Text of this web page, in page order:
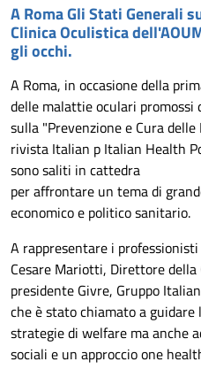
A Roma Gli Stati Generali
Clinica Oculistica
gli occhi.
A Roma, in occasione della
delle malattie oculari
sulla "Prevenzione e Cura
rivista Italian p Italian Health
sono saliti in cattedra
per affrontare un tema di
economico e politico sanitario.
A rappresentare i
Cesare Mariotti, Direttore
presidente Givre, Gruppo
che è stato chiamato a guidare
strategie di welfare ma anche
sociali e un approccio one